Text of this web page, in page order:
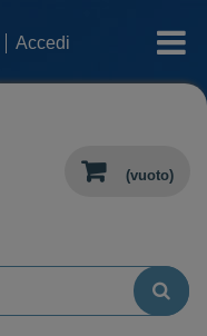
Accedi categorie
(vuoto)